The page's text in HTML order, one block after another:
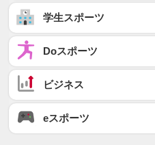
学生スポーツ
Doスポーツ
ビジネス
eスポーツ